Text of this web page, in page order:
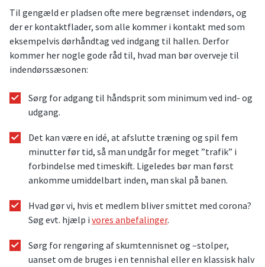
Til gengæld er pladsen ofte mere begrænset indendørs, og
der er kontaktflader, som alle kommer i kontakt med som
eksempelvis dørhåndtag ved indgang til hallen. Derfor
kommer her nogle gode råd til, hvad man bør overveje til
indendørssæsonen:
Sørg for adgang til håndsprit som minimum ved ind- og
udgang.
Det kan være en idé, at afslutte træning og spil fem
minutter før tid, så man undgår for meget ”trafik” i
forbindelse med timeskift. Ligeledes bør man først
ankomme umiddelbart inden, man skal på banen.
Hvad gør vi, hvis et medlem bliver smittet med corona?
Søg evt. hjælp i vores anbefalinger.
Sørg for rengøring af skumtennisnet og –stolper,
uanset om de bruges i en tennishal eller en klassisk halv